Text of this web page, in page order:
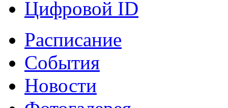
Цифровой ID
Расписание
События
Новости